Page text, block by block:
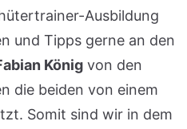
Ausbildung
und Tipps gerne an den
König von den
die beiden von einem
Somit sind wir in dem